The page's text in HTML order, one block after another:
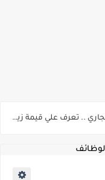
والحد الادني للأجور لجميع الدرجات بعد النشر بالجريدة الرسمية